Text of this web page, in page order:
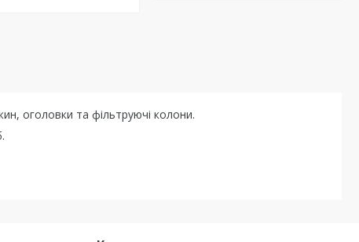
оголовки та фільтруючі колони.